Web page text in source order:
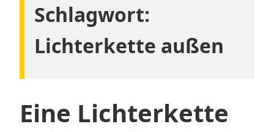
Schlagwort:
Lichterkette außen
Eine Lichterkette